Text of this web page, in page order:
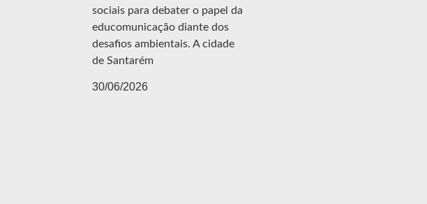
sociais para debater o papel da
educomunicação diante dos
desafios ambientais. A cidade
de Santarém
30/06/2026